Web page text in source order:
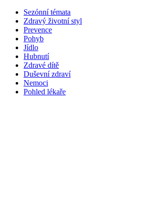
Sezónní témata
Zdravý životní styl
Prevence
Pohyb
Jídlo
Hubnutí
Zdravé dítě
Duševní zdraví
Nemoci
Pohled lékaře